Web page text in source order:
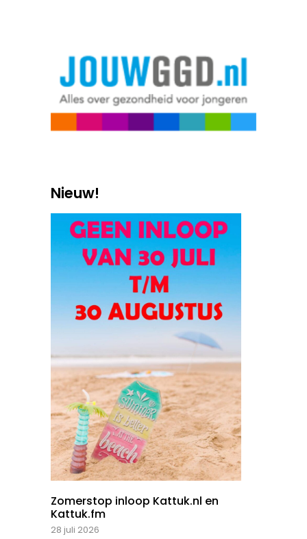
Nieuw!
Zomerstop inloop Kattuk.nl en
Kattuk.fm
28 juli 2026